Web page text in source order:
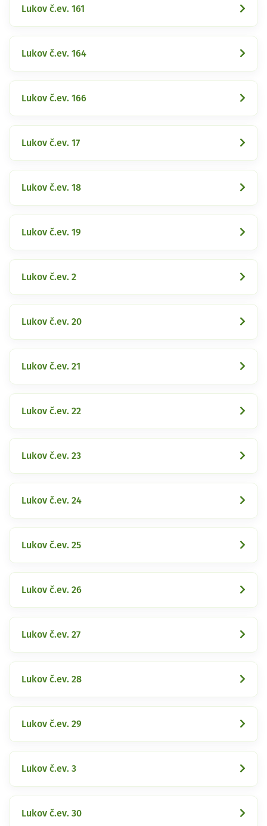
Lukov č.ev. 161
Lukov č.ev. 164
Lukov č.ev. 166
Lukov č.ev. 17
Lukov č.ev. 18
Lukov č.ev. 19
Lukov č.ev. 2
Lukov č.ev. 20
Lukov č.ev. 21
Lukov č.ev. 22
Lukov č.ev. 23
Lukov č.ev. 24
Lukov č.ev. 25
Lukov č.ev. 26
Lukov č.ev. 27
Lukov č.ev. 28
Lukov č.ev. 29
Lukov č.ev. 3
Lukov č.ev. 30